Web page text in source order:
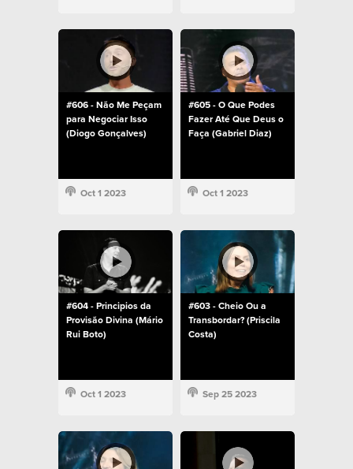
#606 - Não Me Peçam
para Negociar Isso
(Diogo Gonçalves)
Oct 1 2023
#605 - O Que Podes
Fazer Até Que Deus o
Faça (Gabriel Diaz)
Oct 1 2023
#604 - Principios da
Provisão Divina (Mário
Rui Boto)
Oct 1 2023
#603 - Cheio Ou a
Transbordar? (Priscila
Costa)
Sep 25 2023